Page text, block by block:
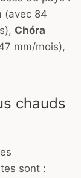
(avec 84
Chóra
mm/mois),
chauds
sont :